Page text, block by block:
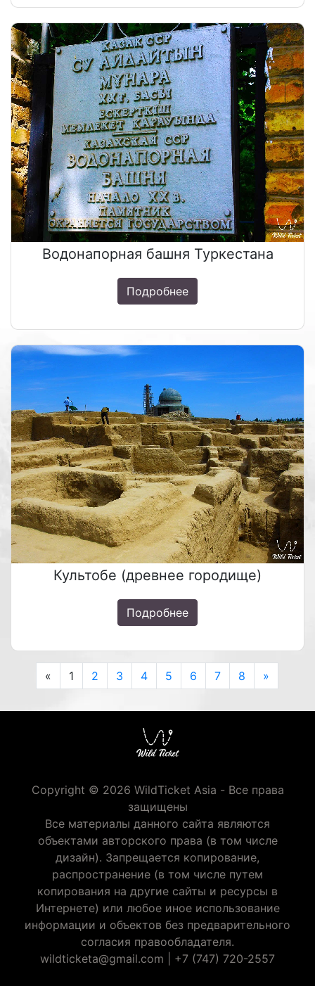
Водонапорная башня Туркестана
Подробнее
Культобе (древнее городище)
Подробнее
« Previous
1 2 3 4 5 6 7 8 »
Copyright © 2026 WildTicket Asia - Все права
защищены
Все материалы данного сайта являются
объектами авторского права (в том числе
дизайн). Запрещается копирование,
распространение (в том числе путем
копирования на другие сайты и ресурсы в
Интернете) или любое иное использование
информации и объектов без предварительного
согласия правообладателя.
wildticketa@gmail.com
+7 (747) 720-2557